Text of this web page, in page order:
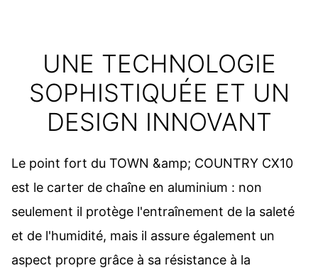
UNE TECHNOLOGIE
SOPHISTIQUÉE ET UN
DESIGN INNOVANT
Le point fort du TOWN &amp; COUNTRY CX10
est le carter de chaîne en aluminium : non
seulement il protège l'entraînement de la saleté
et de l'humidité, mais il assure également un
aspect propre grâce à sa résistance à la